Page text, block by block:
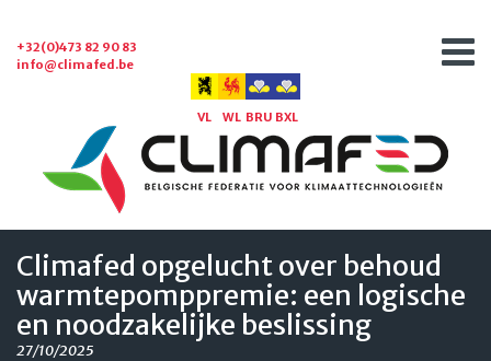
+32(0)473 82 90 83
info@climafed.be
VL WL BRU BXL
Climafed opgelucht over behoud
warmtepomppremie: een logische
en noodzakelijke beslissing
27/10/2025